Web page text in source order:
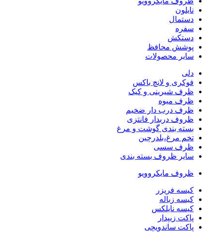
نایلون
دستمال
سفره
دستکش
پوشش محافظ
سایر محصولات
دلی
فوکری و لانچ باکس
ظرف شیرینی و کیک
ظرف میوه
ظرف درب دار ضخیم
ظروف دربدار فانتزی
بسته بندی گوشت و مرغ
تخم مرغ،بلدرچین
ظرف سسی
سایر ظروف بسته بندی
ظروف مایکروویو
کیسه فریزر
کیسه زباله
کیسه نایلکس
پاکت زیپدار
پاکت ساندویچی